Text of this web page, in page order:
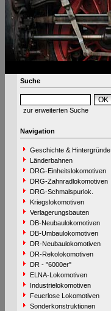
Suche
zur erweiterten Suche
Navigation
Geschichte & Hintergründe
Länderbahnen
DRG-Einheitslokomotiven
DRG-Zahnradlokomotiven
DRG-Schmalspurlok.
Kriegslokomotiven
Verlagerungsbauten
DB-Neubaulokomotiven
DB-Umbaulokomotiven
DR-Neubaulokomotiven
DR-Rekolokomotiven
DR - "6000er"
ELNA-Lokomotiven
Industrielokomotiven
Feuerlose Lokomotiven
Sonderkonstruktionen